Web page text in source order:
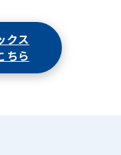
クス
ちら